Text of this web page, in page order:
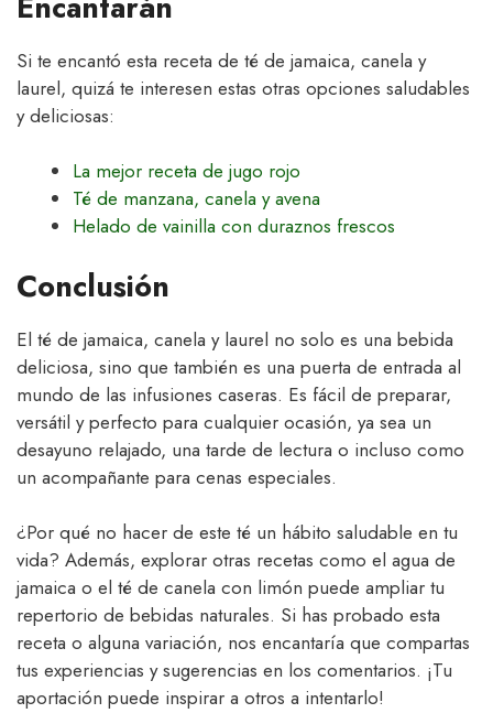
Si te encantó esta receta de té de jamaica, canela y
laurel, quizá te interesen estas otras opciones saludables
y deliciosas:
La mejor receta de jugo rojo
Té de manzana, canela y avena
Helado de vainilla con duraznos frescos
Conclusión
El té de jamaica, canela y laurel no solo es una bebida
deliciosa, sino que también es una puerta de entrada al
mundo de las infusiones caseras. Es fácil de preparar,
versátil y perfecto para cualquier ocasión, ya sea un
desayuno relajado, una tarde de lectura o incluso como
un acompañante para cenas especiales.
¿Por qué no hacer de este té un hábito saludable en tu
vida? Además, explorar otras recetas como el agua de
jamaica o el té de canela con limón puede ampliar tu
repertorio de bebidas naturales. Si has probado esta
receta o alguna variación, nos encantaría que compartas
tus experiencias y sugerencias en los comentarios. ¡Tu
aportación puede inspirar a otros a intentarlo!